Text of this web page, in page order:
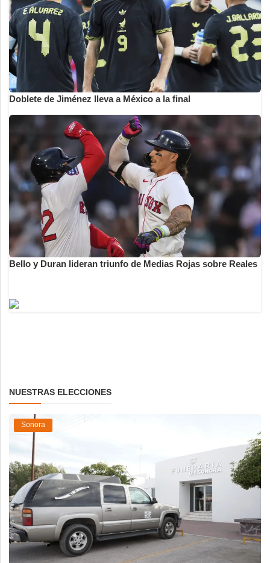
Doblete de Jiménez lleva a México a la final
Bello y Duran lideran triunfo de Medias Rojas sobre Reales
NUESTRAS ELECCIONES
Sonora